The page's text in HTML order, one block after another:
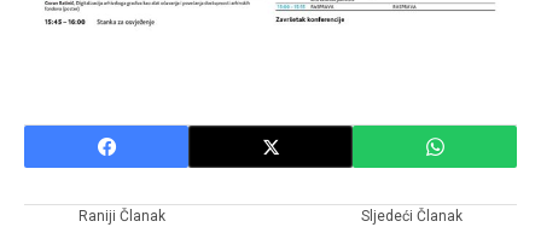
Raniji Članak Sljedeći Članak